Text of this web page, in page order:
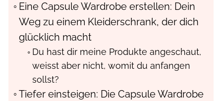
Eine Capsule Wardrobe erstellen: Dein
Weg zu einem Kleiderschrank, der dich
glücklich macht
Du hast dir meine Produkte angeschaut,
weisst aber nicht, womit du anfangen
sollst?
Tiefer einsteigen: Die Capsule Wardrobe